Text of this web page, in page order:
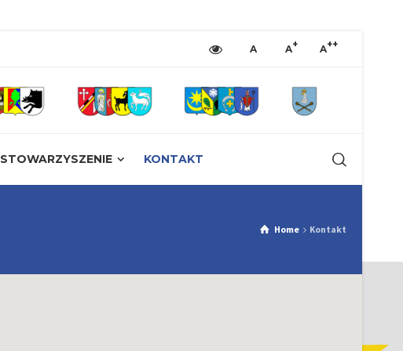
A A+ A++
STOWARZYSZENIE KONTAKT
Home Kontakt